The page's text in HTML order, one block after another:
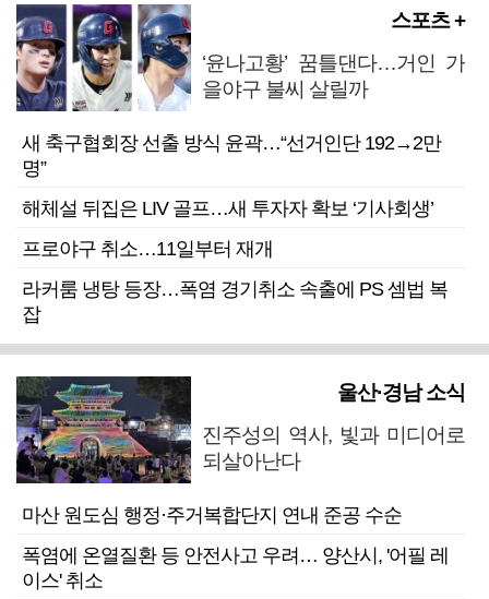
스포츠 +
‘윤나고황’ 꿈틀댄다…거인 가
을야구 불씨 살릴까
새 축구협회장 선출 방식 윤곽…“선거인단 192→2만
명”
해체설 뒤집은 LIV 골프…새 투자자 확보 ‘기사회생’
프로야구 취소…11일부터 재개
라커룸 냉탕 등장…폭염 경기취소 속출에 PS 셈법 복
잡
울산·경남 소식
진주성의 역사, 빛과 미디어로
되살아난다
마산 원도심 행정·주거복합단지 연내 준공 수순
폭염에 온열질환 등 안전사고 우려… 양산시, '어필 레
이스' 취소